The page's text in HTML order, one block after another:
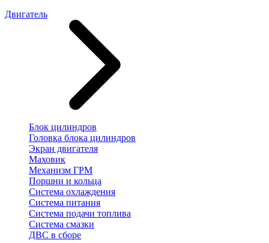
Двигатель
Блок цилиндров
Головка блока цилиндров
Экран двигателя
Маховик
Механизм ГРМ
Поршни и кольца
Система охлаждения
Система питания
Система подачи топлива
Система смазки
ДВС в сборе